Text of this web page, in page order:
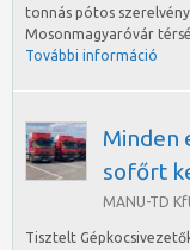
tonnás pótos
Mosonmagyaróvár
További információ
Minden
sofőrt
MANU-TD
Tisztelt